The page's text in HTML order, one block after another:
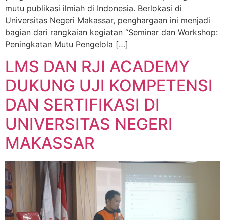
mutu publikasi ilmiah di Indonesia. Berlokasi di
Universitas Negeri Makassar, penghargaan ini menjadi
bagian dari rangkaian kegiatan “Seminar dan Workshop:
Peningkatan Mutu Pengelola […]
LMS DAN RJI ACADEMY
DUKUNG UJI KOMPETENSI
DAN SERTIFIKASI DI
UNIVERSITAS NEGERI
MAKASSAR